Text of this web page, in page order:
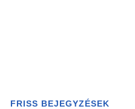
FRISS BEJEGYZÉSEK